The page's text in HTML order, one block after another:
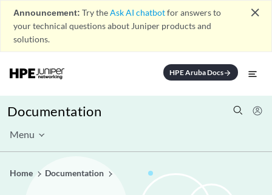
Announcement: Try theAsk AI chatbotfor answers to
your technical questions about Juniper products and
solutions.
close
HPE Aruba Docsarrow_forward
Documentation
Menu
Home Documentation